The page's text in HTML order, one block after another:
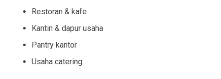
Restoran & kafe
Kantin & dapur usaha
Pantry kantor
Usaha catering